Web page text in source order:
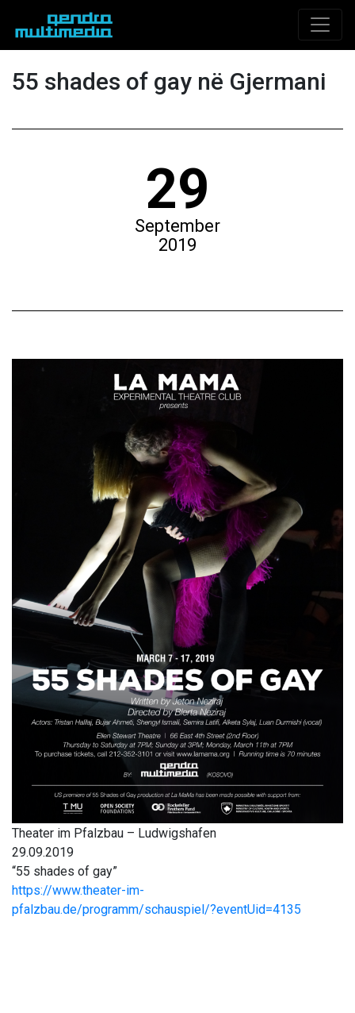
55 shades of gay në Gjermani
29
September
2019
Theater im Pfalzbau – Ludwigshafen
29.09.2019
“55 shades of gay”
https://www.theater-im-
pfalzbau.de/programm/schauspiel/?eventUid=4135